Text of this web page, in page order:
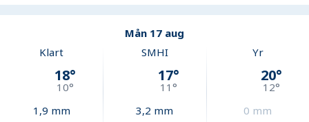
Mån 17 aug
Klart
18°
10°
1,9 mm
SMHI
17°
11 °
3,2 mm
Yr
20°
12°
0 mm